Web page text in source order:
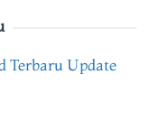
Terbaru Update